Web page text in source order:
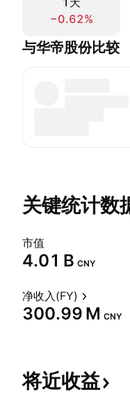
−0.62%
与华帝股份比较
关键统计数
市值
‪4.01 B‬ CNY
净收入(FY)
‪300.99 M‬ CNY
将近收益